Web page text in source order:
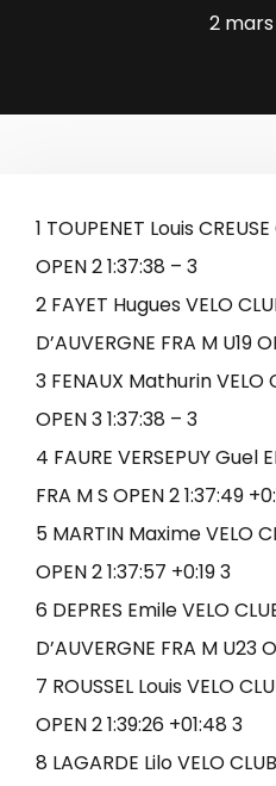
2
1 TOUPENET Louis
OPEN 2 1:37:38 – 3
2 FAYET Hugues VELO
D’AUVERGNE FRA M U19
3 FENAUX Mathurin VELO
OPEN 3 1:37:38 – 3
4 FAURE VERSEPUY Guel
FRA M S OPEN 2 1:37:49
5 MARTIN Maxime VELO
OPEN 2 1:37:57 +0:19 3
6 DEPRES Emile VELO
D’AUVERGNE FRA M U23
7 ROUSSEL Louis VELO
OPEN 2 1:39:26 +01:48 3
8 LAGARDE Lilo VELO